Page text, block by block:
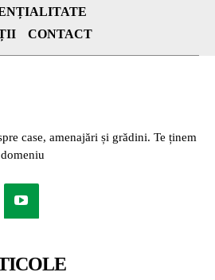
CONTACT
case, amenajări și grădini. Te ținem